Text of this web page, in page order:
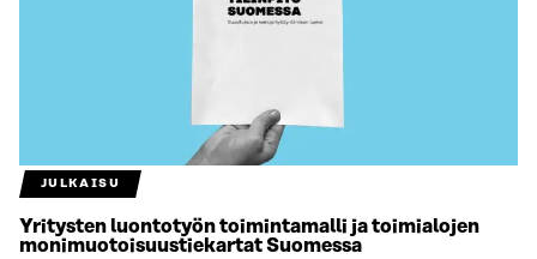
JULKAISU
Yritysten luontotyön toimintamalli ja toimialojen
monimuotoisuustiekartat Suomessa